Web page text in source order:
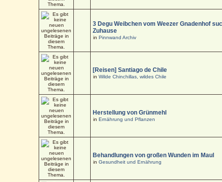
3 Degu Weibchen vom Weezer Gnadenhof
Zuhause
inPinnwand Archiv
[Reisen] Santiago de Chile
inWilde Chinchillas, wildes Chile
Herstellung von Grünmehl
inErnährung und Pflanzen
Behandlungen von großen Wunden im Maul
inGesundheit und Ernährung